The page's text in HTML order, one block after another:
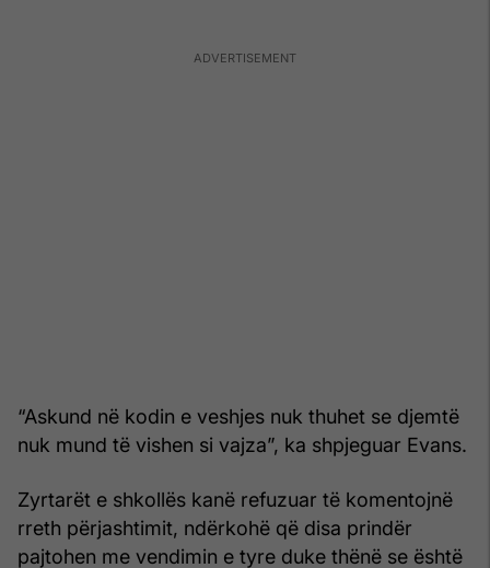
“Askund në kodin e veshjes nuk thuhet se djemtë
nuk mund të vishen si vajza”, ka shpjeguar Evans.
Zyrtarët e shkollës kanë refuzuar të komentojnë
rreth përjashtimit, ndërkohë që disa prindër
pajtohen me vendimin e tyre duke thënë se është